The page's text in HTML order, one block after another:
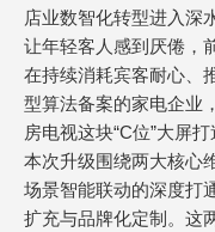
店业数智化转型进入深
让年轻客人感到厌倦，
在持续消耗宾客耐心、
型算法备案的家电企业
房电视这块“C位”大屏
本次升级围绕两大核心
场景智能联动的深度打
扩充与品牌化定制。这